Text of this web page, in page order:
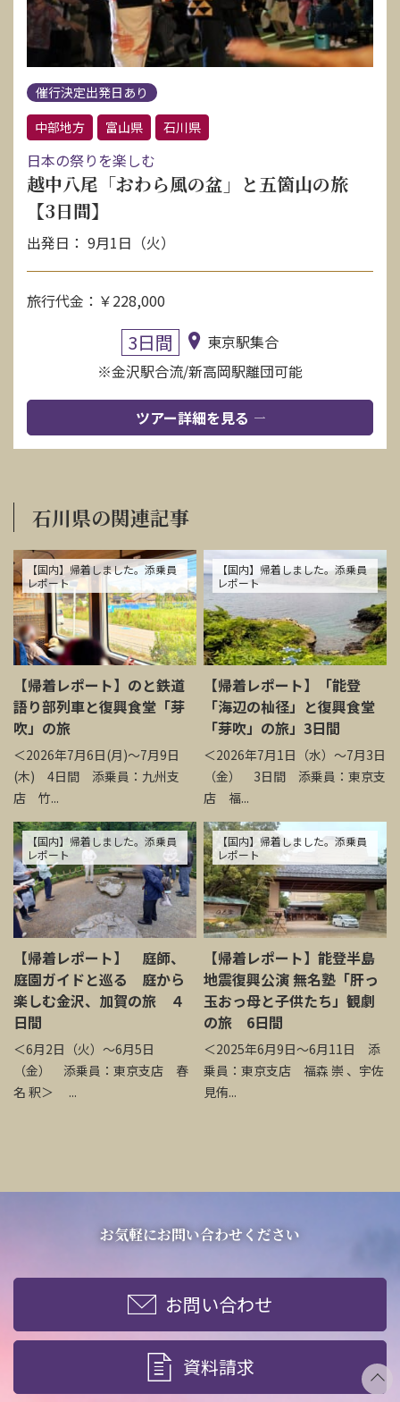
催行決定出発日あり
中部地方
富山県 石川県
日本の祭りを楽しむ
越中八尾「おわら風の盆」と五箇山の旅
【3日間】
出発日： 9月1日（火）
旅行代金：￥228,000
3日間
東京駅集合
※金沢駅合流/新高岡駅離団可能
ツアー詳細を見る
石川県の関連記事
【国内】帰着しました。添乗員
レポート
【帰着レポート】のと鉄道
語り部列車と復興食堂「芽
吹」の旅
＜2026年7月6日(月)～7月9日
(木) 4日間 添乗員：九州支
店 竹...
【国内】帰着しました。添乗員
レポート
【帰着レポート】「能登
「海辺の杣径」と復興食堂
「芽吹」の旅」3日間
＜2026年7月1日（水）～7月3日
（金） 3日間 添乗員：東京支
店 福...
【国内】帰着しました。添乗員
レポート
【帰着レポート】 庭師、
庭園ガイドと巡る 庭から
楽しむ金沢、加賀の旅 ４
日間
＜6月2日（火）～6月5日
（金） 添乗員：東京支店 春
名 釈＞ ...
【国内】帰着しました。添乗員
レポート
【帰着レポート】能登半島
地震復興公演 無名塾「肝っ
玉おっ母と子供たち」観劇
の旅 6日間
＜2025年6月9日～6月11日 添
乗員：東京支店 福森 崇 、宇佐
見侑...
お気軽にお問い合わせください
お問い合わせ
資料請求